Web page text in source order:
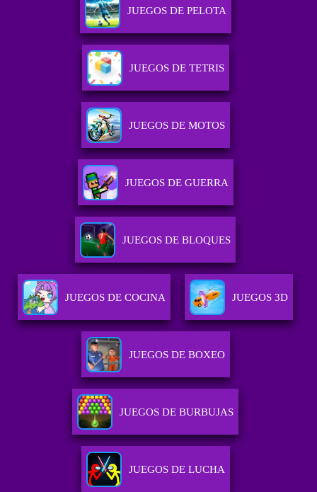
JUEGOS DE PELOTA
JUEGOS DE TETRIS
JUEGOS DE MOTOS
JUEGOS DE GUERRA
JUEGOS DE BLOQUES
JUEGOS DE COCINA JUEGOS 3D
JUEGOS DE BOXEO
JUEGOS DE BURBUJAS
JUEGOS DE LUCHA